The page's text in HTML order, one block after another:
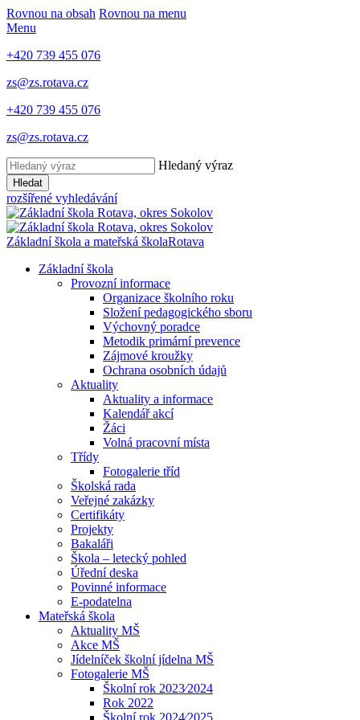
Rovnou na obsah Rovnou na menu
Menu
+420 739 455 076
zs@zs.rotava.cz
+420 739 455 076
zs@zs.rotava.cz
Hledaný výraz
Hledat
rozšířené vyhledávání
Základní škola a mateřská školaRotava
Základní škola
Provozní informace
Organizace školního roku
Složení pedagogického sboru
Výchovný poradce
Metodik primární prevence
Zájmové kroužky
Ochrana osobních údajů
Aktuality
Aktuality a informace
Kalendář akcí
Žáci
Volná pracovní místa
Třídy
Fotogalerie tříd
Školská rada
Veřejné zakázky
Certifikáty
Projekty
Bakaláři
Škola – letecký pohled
Úřední deska
Povinné informace
E-podatelna
Mateřská škola
Aktuality MŠ
Akce MŠ
Jídelníček školní jídelna MŠ
Fotogalerie MŠ
Školní rok 2023⁄2024
Rok 2022
Školní rok 2024⁄2025